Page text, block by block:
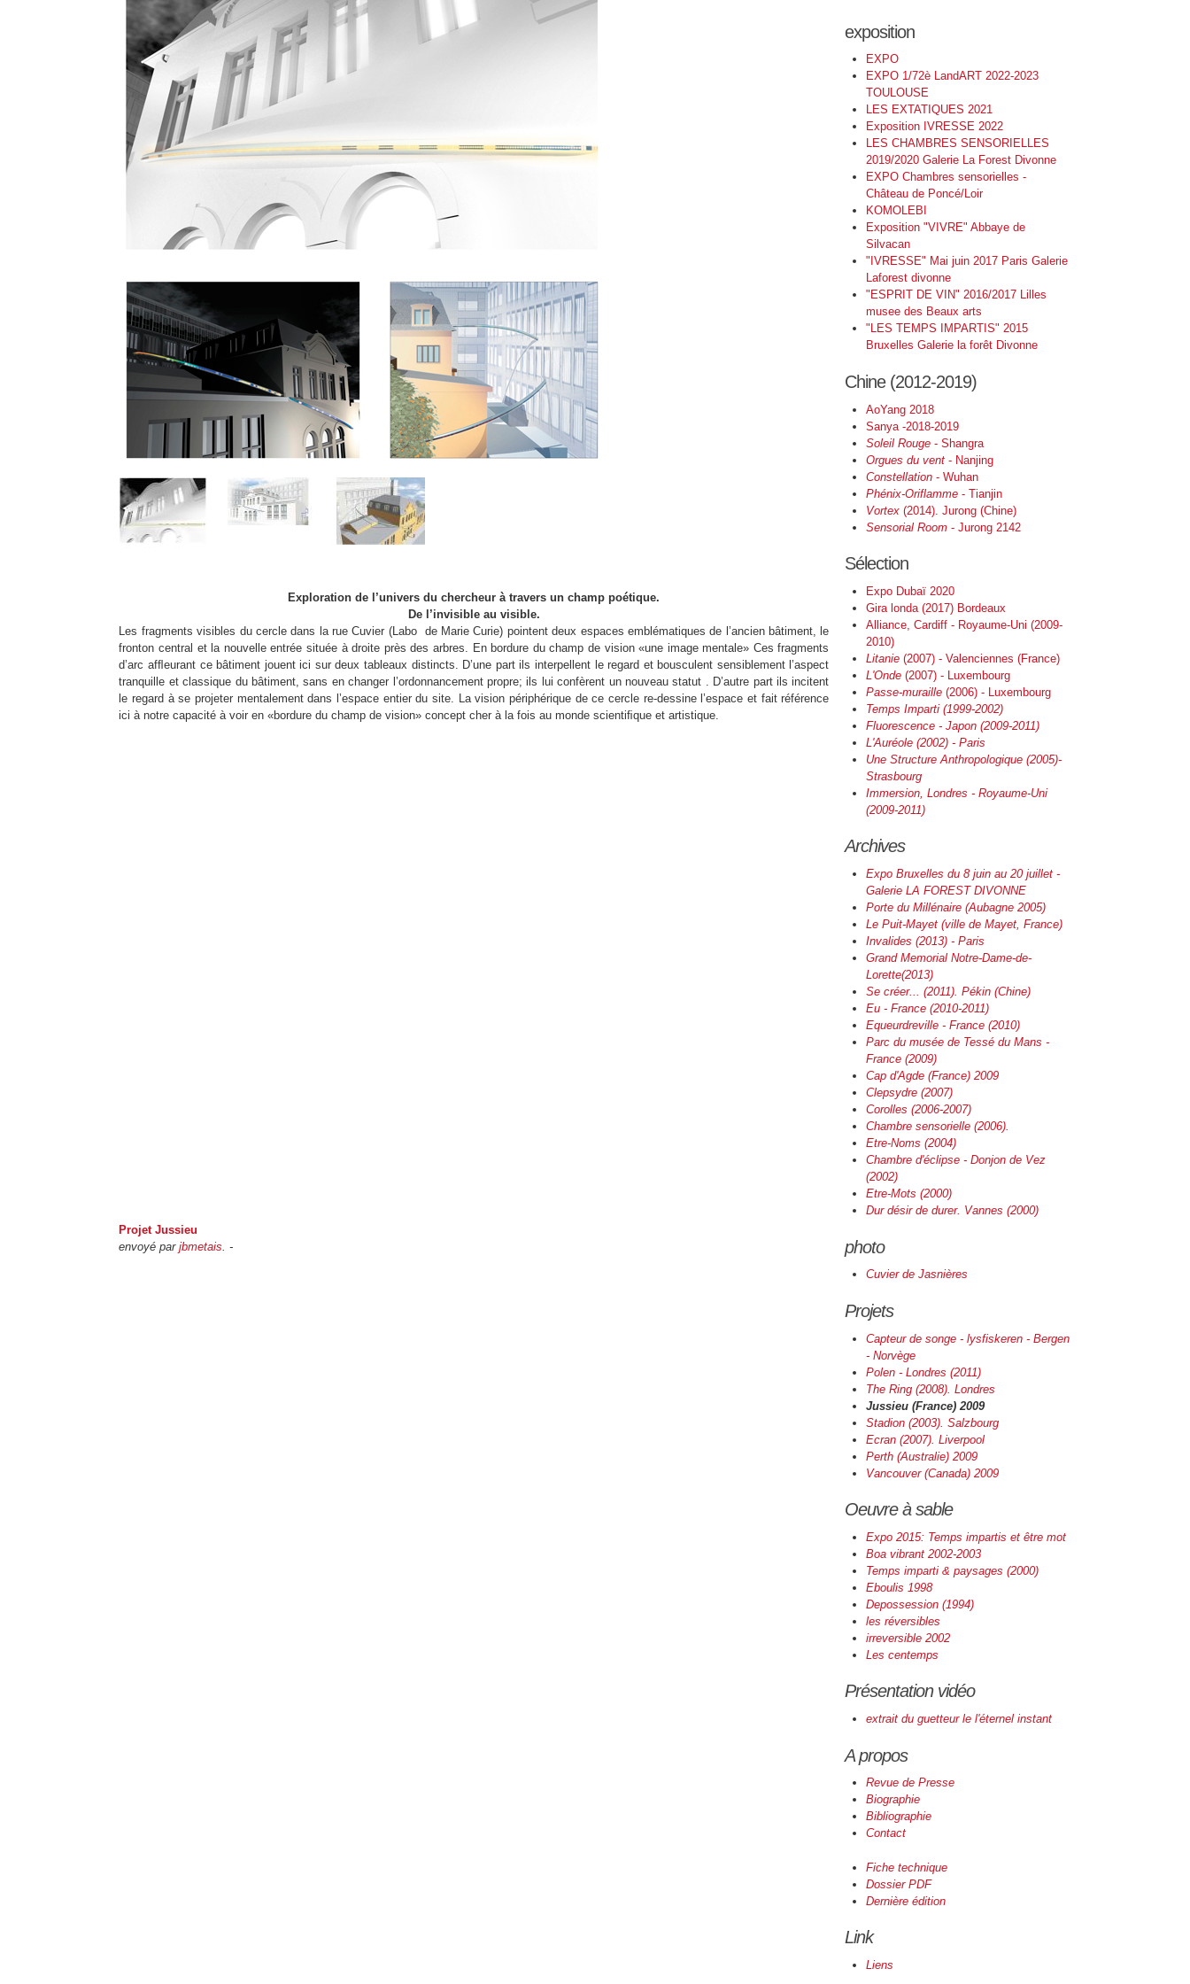
Exploration de l’univers du chercheur à travers un champ poétique.
De l’invisible au visible.
Les fragments visibles du cercle dans la rue Cuvier (Labo de Marie Curie) pointent deux espaces emblématiques de l’ancien bâtiment, le
fronton central et la nouvelle entrée située à droite près des arbres. En bordure du champ de vision «une image mentale» Ces fragments
d’arc afﬂeurant ce bâtiment jouent ici sur deux tableaux distincts. D’une part ils interpellent le regard et bousculent sensiblement l’aspect
tranquille et classique du bâtiment, sans en changer l’ordonnancement propre; ils lui confèrent un nouveau statut . D’autre part ils incitent
le regard à se projeter mentalement dans l’espace entier du site. La vision périphérique de ce cercle re-dessine l’espace et fait référence
ici à notre capacité à voir en «bordure du champ de vision» concept cher à la fois au monde scientiﬁque et artistique.
Projet Jussieu
envoyé parjbmetais. -
exposition
EXPO
EXPO 1/72è LandART 2022-2023
TOULOUSE
LES EXTATIQUES 2021
Exposition IVRESSE 2022
LES CHAMBRES SENSORIELLES
2019/2020 Galerie La Forest Divonne
EXPO Chambres sensorielles -
Château de Poncé/Loir
KOMOLEBI
Exposition "VIVRE" Abbaye de
Silvacan
"IVRESSE" Mai juin 2017 Paris Galerie
Laforest divonne
"ESPRIT DE VIN" 2016/2017 Lilles
musee des Beaux arts
"LES TEMPS IMPARTIS" 2015
Bruxelles Galerie la forêt Divonne
Chine (2012-2019)
AoYang 2018
Sanya -2018-2019
Soleil Rouge- Shangra
Orgues du vent- Nanjing
Constellation- Wuhan
Phénix-Oriflamme- Tianjin
Vortex(2014). Jurong (Chine)
Sensorial Room- Jurong 2142
Sélection
Expo Dubaï 2020
Gira londa (2017) Bordeaux
Alliance, Cardiff - Royaume-Uni (2009-
2010)
Litanie(2007) - Valenciennes (France)
L'Onde(2007) - Luxembourg
Passe-muraille(2006) - Luxembourg
Temps Imparti (1999-2002)
Fluorescence - Japon (2009-2011)
L'Auréole(2002) - Paris
Une Structure Anthropologique(2005)-
Strasbourg
Immersion, Londres - Royaume-Uni
(2009-2011)
Archives
Expo Bruxelles du 8 juin au 20 juillet -
Galerie LA FOREST DIVONNE
Porte du Millénaire (Aubagne 2005)
Le Puit-Mayet (ville de Mayet, France)
Invalides (2013) - Paris
Grand MemorialNotre-Dame-de-
Lorette(2013)
Se créer... (2011). Pékin (Chine)
Eu - France (2010-2011)
Equeurdreville - France (2010)
Parc du musée de Tessé du Mans -
France (2009)
Cap d'Agde (France) 2009
Clepsydre (2007)
Corolles (2006-2007)
Chambre sensorielle (2006).
Etre-Noms (2004)
Chambre d'éclipse - Donjon de Vez
(2002)
Etre-Mots (2000)
Dur désir de durer. Vannes (2000)
photo
Cuvier de Jasnières
Projets
Capteur de songe - lysfiskeren - Bergen
- Norvège
Polen - Londres (2011)
The Ring (2008). Londres
Jussieu (France) 2009
Stadion (2003). Salzbourg
Ecran (2007). Liverpool
Perth (Australie) 2009
Vancouver (Canada) 2009
Oeuvre à sable
Expo 2015: Temps impartis et être mot
Boa vibrant 2002-2003
Temps imparti & paysages (2000)
Eboulis 1998
Depossession (1994)
les réversibles
irreversible 2002
Les centemps
Présentation vidéo
extrait du guetteur le l'éternel instant
A propos
Revue de Presse
Biographie
Bibliographie
Contact
Fiche technique
Dossier PDF
Dernière édition
Link
Liens